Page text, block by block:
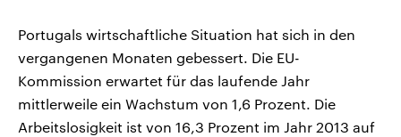
Portugals wirtschaftliche Situation hat sich in den
vergangenen Monaten gebessert. Die EU-
Kommission erwartet für das laufende Jahr
mittlerweile ein Wachstum von 1,6 Prozent. Die
Arbeitslosigkeit ist von 16,3 Prozent im Jahr 2013 auf